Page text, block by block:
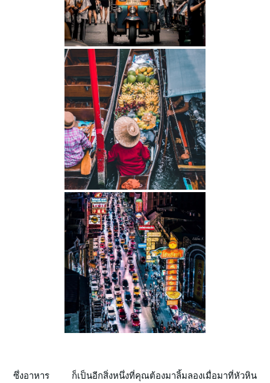
ซึ่งอาหาร ก็เป็นอีกสิ่งหนึ่งที่คุณต้องมาลิ้มลองเมื่อมาที่หัวหิน